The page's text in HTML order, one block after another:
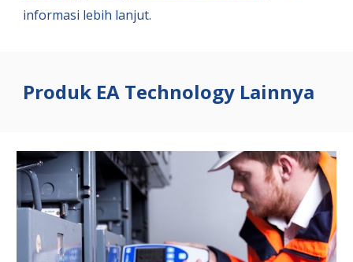
informasi lebih lanjut.
Produk EA Technology Lainnya